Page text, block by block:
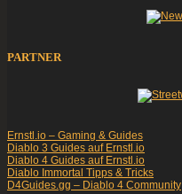
PARTNER
Ernstl.io – Gaming & Guides
Diablo 3 Guides auf Ernstl.io
Diablo 4 Guides auf Ernstl.io
Diablo Immortal Tipps & Tricks
D4Guides.gg – Diablo 4 Community